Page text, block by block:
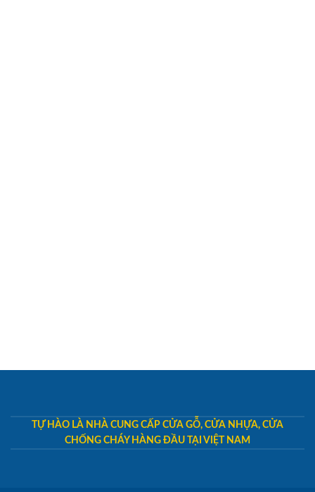
TỰ HÀO LÀ NHÀ CUNG CẤP CỬA GỖ, CỬA NHỰA, CỬA
CHỐNG CHÁY HÀNG ĐẦU TẠI VIỆT NAM